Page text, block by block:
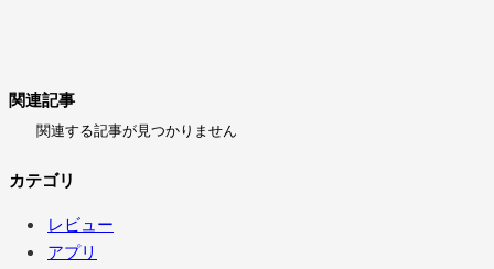
関連記事
関連する記事が見つかりません
カテゴリ
レビュー
アプリ